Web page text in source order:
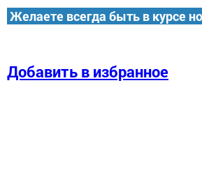
Желаете всегда быть в курсе
Добавить в избранное